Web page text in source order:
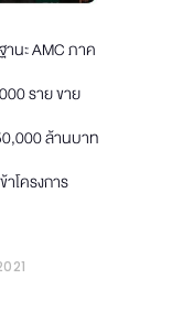
านะ AMC ภาค
ราย ขาย
ล้านบาท
โครงการ